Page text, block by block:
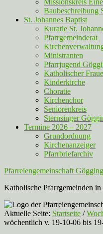
Missionskreis
Baubeschreibung
St. Johannes Baptist
Kuratie St.
Pfarrgemeinderat
Ministranten
Pfarrjugend
Katholischer
Kinderkirche
Choratie
Kirchenchor
Seniorenkreis
Sternsinger
Termine 2026 – 2027
Grundordnung
Kirchenanzeiger
Pfarrbriefarchiv
Pfarreiengemeinschaft
Katholische Pfarrgemeinden
Aktuelle Seite: Startseite /
wöchentlich v. 19-10-06 bis